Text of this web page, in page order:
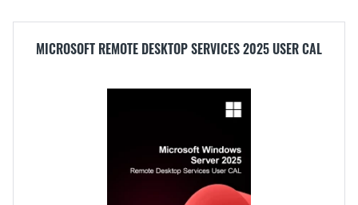
MICROSOFT REMOTE DESKTOP SERVICES 2025 USER CAL